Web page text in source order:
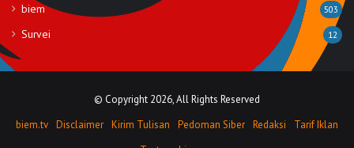
biem 503
Survei 12
© Copyright 2026, All Rights Reserved
biem.tv Disclaimer Kirim Tulisan Pedoman Siber Redaksi
Tarif Iklan